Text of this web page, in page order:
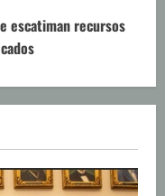
escatiman recursos